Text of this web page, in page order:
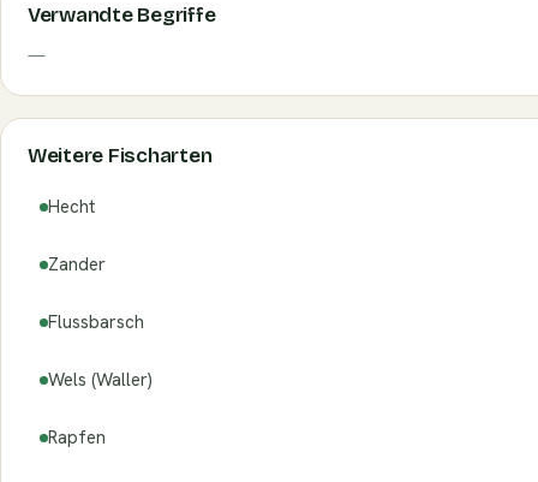
Verwandte Begriffe
—
Weitere Fischarten
Hecht
Zander
Flussbarsch
Wels (Waller)
Rapfen